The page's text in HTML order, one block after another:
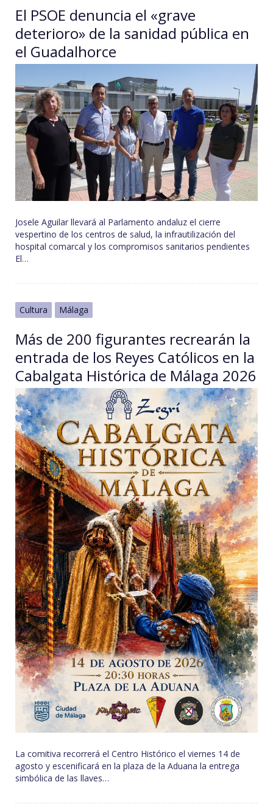
El PSOE denuncia el «grave
deterioro» de la sanidad pública en
el Guadalhorce
Josele Aguilar llevará al Parlamento andaluz el cierre
vespertino de los centros de salud, la infrautilización del
hospital comarcal y los compromisos sanitarios pendientes
El…
Cultura Málaga
Más de 200 figurantes recrearán la
entrada de los Reyes Católicos en la
Cabalgata Histórica de Málaga 2026
La comitiva recorrerá el Centro Histórico el viernes 14 de
agosto y escenificará en la plaza de la Aduana la entrega
simbólica de las llaves…